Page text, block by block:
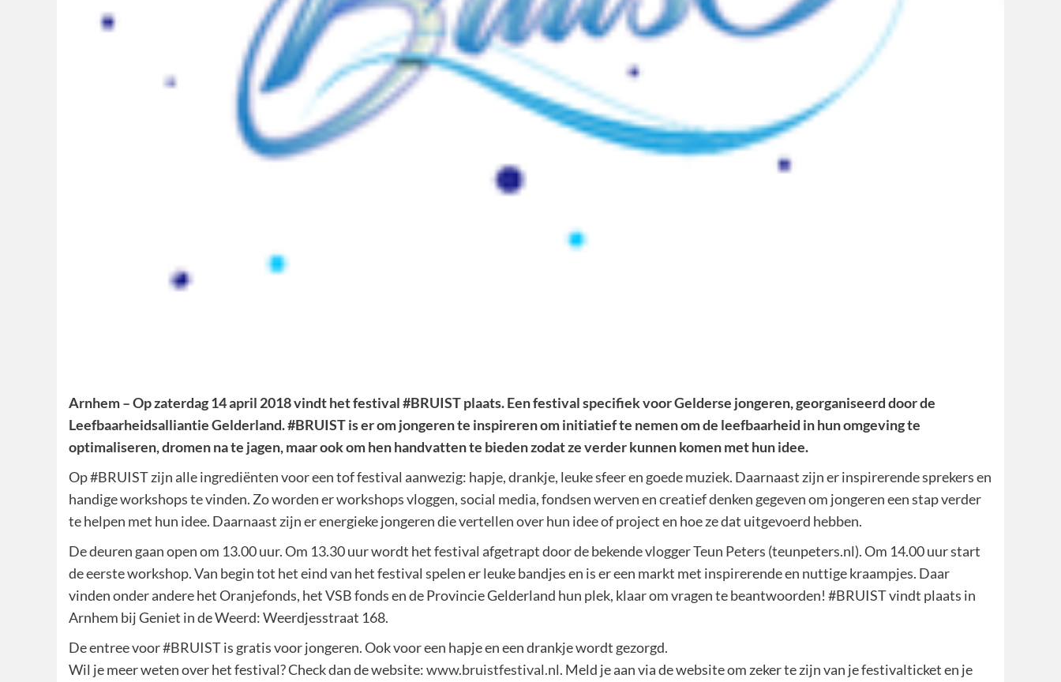
Arnhem – Op zaterdag 14 april 2018 vindt het festival #BRUIST plaats. Een festival specifiek voor Gelderse jongeren, georganiseerd door de
Leefbaarheidsalliantie Gelderland. #BRUIST is er om jongeren te inspireren om initiatief te nemen om de leefbaarheid in hun omgeving te
optimaliseren, dromen na te jagen, maar ook om hen handvatten te bieden zodat ze verder kunnen komen met hun idee.
Op #BRUIST zijn alle ingrediënten voor een tof festival aanwezig: hapje, drankje, leuke sfeer en goede muziek. Daarnaast zijn er inspirerende sprekers en
handige workshops te vinden. Zo worden er workshops vloggen, social media, fondsen werven en creatief denken gegeven om jongeren een stap verder
te helpen met hun idee. Daarnaast zijn er energieke jongeren die vertellen over hun idee of project en hoe ze dat uitgevoerd hebben.
De deuren gaan open om 13.00 uur. Om 13.30 uur wordt het festival afgetrapt door de bekende vlogger Teun Peters (teunpeters.nl). Om 14.00 uur start
de eerste workshop. Van begin tot het eind van het festival spelen er leuke bandjes en is er een markt met inspirerende en nuttige kraampjes. Daar
vinden onder andere het Oranjefonds, het VSB fonds en de Provincie Gelderland hun plek, klaar om vragen te beantwoorden! #BRUIST vindt plaats in
Arnhem bij Geniet in de Weerd: Weerdjesstraat 168.
De entree voor #BRUIST is gratis voor jongeren. Ook voor een hapje en een drankje wordt gezorgd.
Wil je meer weten over het festival? Check dan de website:www.bruistfestival.nl. Meld je aan via de website om zeker te zijn van je festivalticket en je